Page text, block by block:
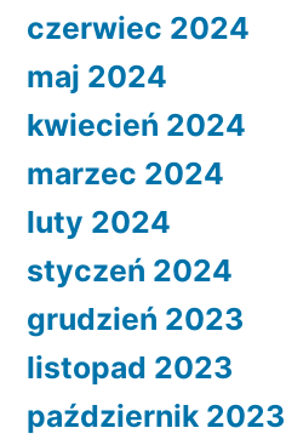
czerwiec 2024
maj 2024
kwiecień 2024
marzec 2024
luty 2024
styczeń 2024
grudzień 2023
listopad 2023
październik 2023